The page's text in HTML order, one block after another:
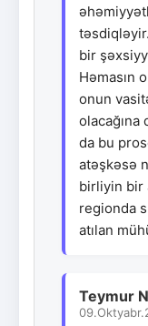
bir
Həmasın
onun
olacağına
da bu
atəşkəsə
birliyin bir
regionda
atılan
Teymur